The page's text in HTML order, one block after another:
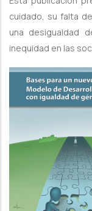
cuidado, su falta
una desigualdad
inequidad en las